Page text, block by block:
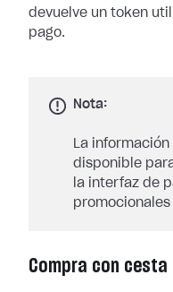
devuelve un token
pago.
Nota:
La
disponible
la interfaz de
Compra con cesta